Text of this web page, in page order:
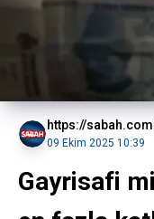
https://
09 Ekim 2025 10:39
Gayrisafi